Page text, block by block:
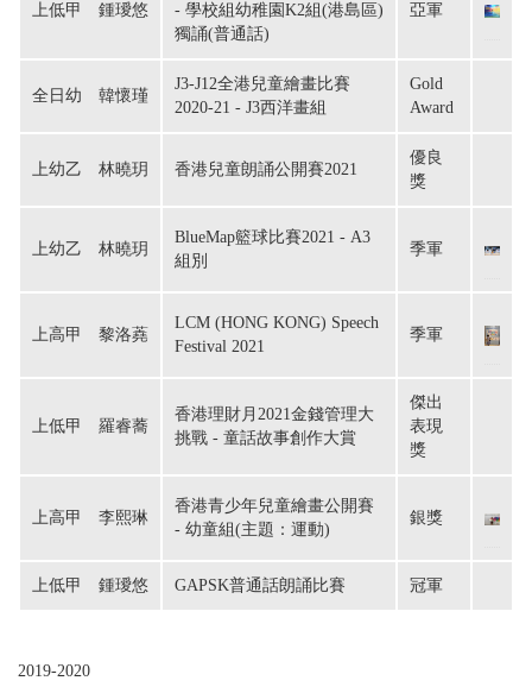
上低甲　鍾璦悠
- 學校組幼稚園K2組(港島區)
獨誦(普通話)
亞軍
全日幼　韓懷瑾
J3-J12全港兒童繪畫比賽
2020-21 - J3西洋畫組
Gold
Award
上幼乙　林曉玥 香港兒童朗誦公開賽2021
優良
獎
上幼乙　林曉玥
BlueMap籃球比賽2021 - A3
組別
季軍
上高甲　黎洛蕘
LCM (HONG KONG) Speech
Festival 2021
季軍
上低甲　羅睿蕎
香港理財月2021金錢管理大
挑戰 - 童話故事創作大賞
傑出
表現
獎
上高甲　李熙琳
香港青少年兒童繪畫公開賽
- 幼童組(主題：運動)
銀獎
上低甲　鍾璦悠 GAPSK普通話朗誦比賽 冠軍
2019-2020